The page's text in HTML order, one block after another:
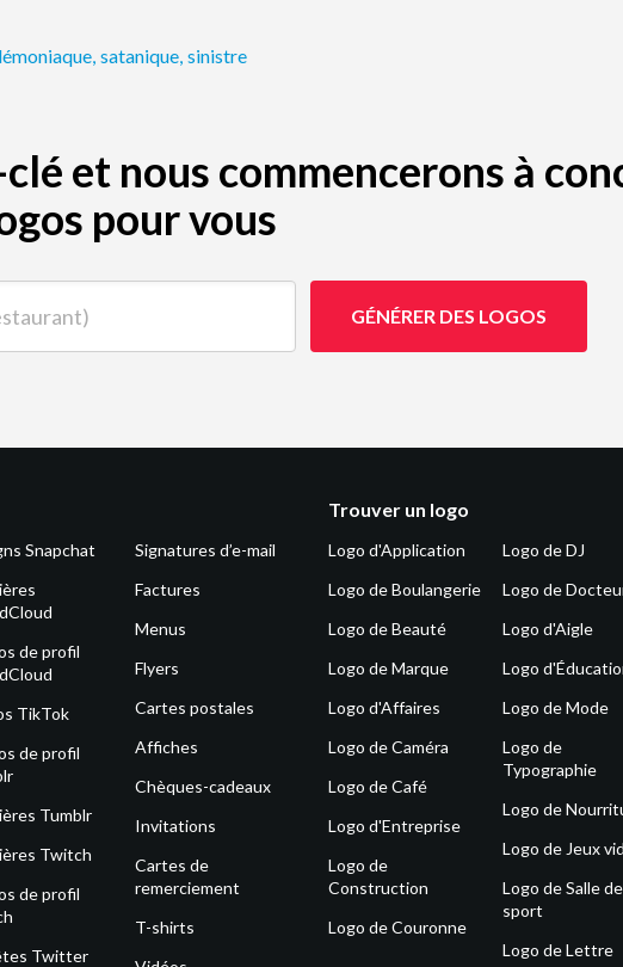
, satanique, sinistre
et nous commencerons à
pour vous
GÉNÉRER DES LOGOS
Snapchat
de profil
TikTok
de profil
Tumblr
Twitch
de profil
Twitter
Signatures d’e-mail
Factures
Menus
Flyers
Cartes postales
Affiches
Chèques-cadeaux
Invitations
Cartes de
remerciement
T-shirts
Trouver un logo
Logo d'Application
Logo de Boulangerie
Logo de Beauté
Logo de Marque
Logo d'Affaires
Logo de Caméra
Logo de Café
Logo d'Entreprise
Logo de
Construction
Logo de Couronne
Logo de DJ
Logo de
Logo d'Aigle
Logo
Logo de Mode
Logo de
Typographie
Logo de
Logo de Jeux
Logo de Salle de
sport
Logo de Lettre